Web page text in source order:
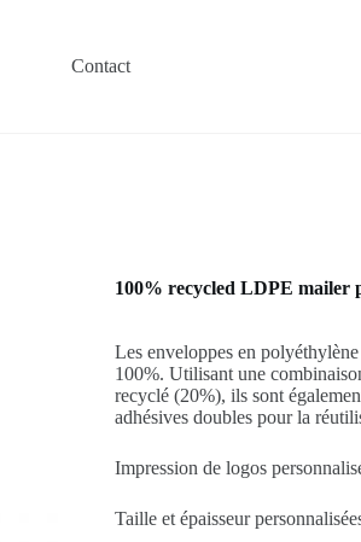
Contact
100% recycled LDPE mailer
Les enveloppes en
100%. Utilisant une
recyclé (20%), ils sont
adhésives doubles pour la
Impression de logos
Taille et épaisseur